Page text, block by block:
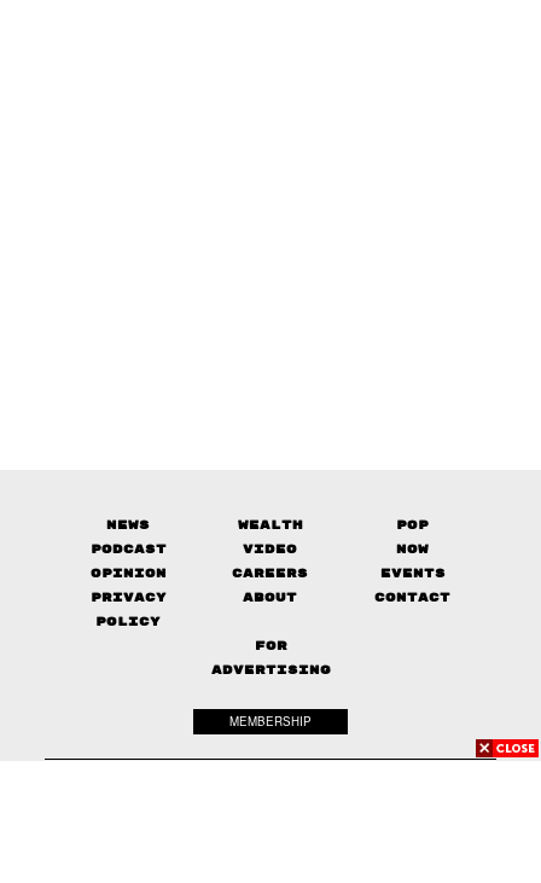
News Wealth
Pop
Podcast
Video
Now
Opinion
Careers
Events
Privacy
Policy
About Contact
FOR
ADVERTISING
MEMBERSHIP